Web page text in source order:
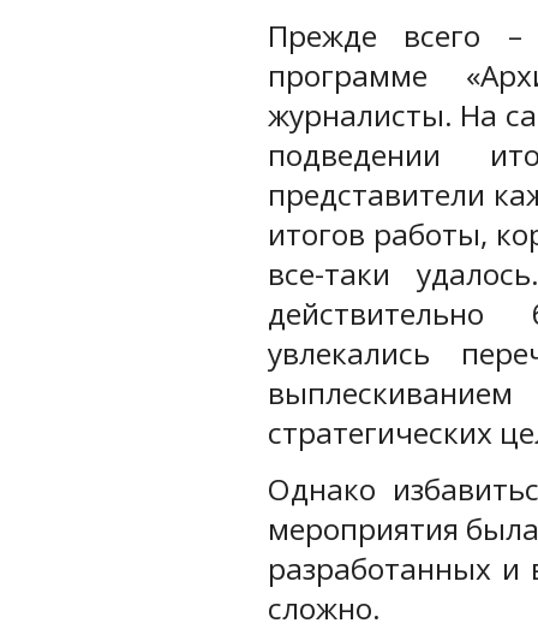
Прежде всего
программе
журналисты. На
подведении
представители
итогов работы,
все-таки
увлекались
стратегических
Однако
мероприятия
разработанных и
сложно.